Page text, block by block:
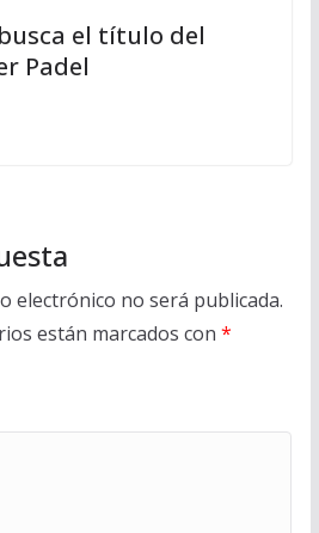
el título del
Padel
electrónico no será publicada.
están marcados con *